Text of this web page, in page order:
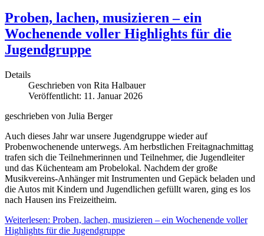
Proben, lachen, musizieren – ein
Wochenende voller Highlights für die
Jugendgruppe
Details
Geschrieben von Rita Halbauer
Veröffentlicht: 11. Januar 2026
geschrieben von Julia Berger
Auch dieses Jahr war unsere Jugendgruppe wieder auf
Probenwochenende unterwegs. Am herbstlichen Freitagnachmittag
trafen sich die Teilnehmerinnen und Teilnehmer, die Jugendleiter
und das Küchenteam am Probelokal. Nachdem der große
Musikvereins-Anhänger mit Instrumenten und Gepäck beladen und
die Autos mit Kindern und Jugendlichen gefüllt waren, ging es los
nach Hausen ins Freizeitheim.
Weiterlesen: Proben, lachen, musizieren – ein Wochenende voller
Highlights für die Jugendgruppe